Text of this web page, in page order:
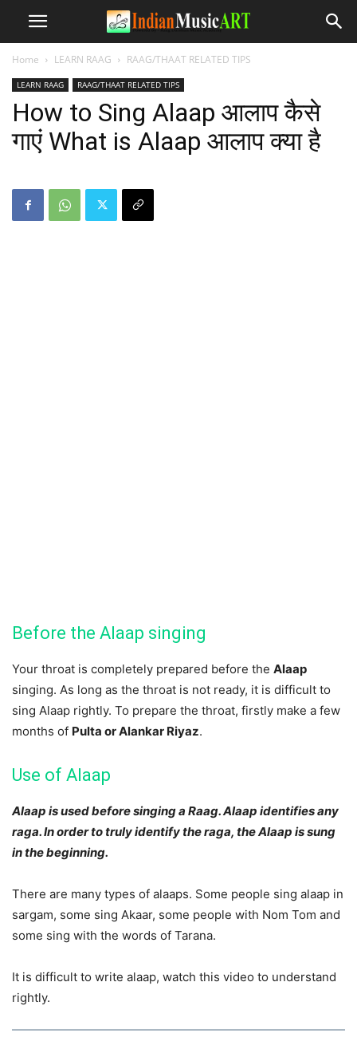
Home LEARN RAAG RAAG/THAAT RELATED TIPS
LEARN RAAG RAAG/THAAT RELATED TIPS
How to Sing Alaap आलाप कैसे
गाएं What is Alaap आलाप क्या है
Before the Alaap singing
Your throat is completely prepared before the Alaap
singing. As long as the throat is not ready, it is difficult to
sing Alaap rightly. To prepare the throat, firstly make a few
months of Pulta or Alankar Riyaz.
Use of Alaap
Alaap is used before singing a Raag. Alaap identifies any
raga. In order to truly identify the raga, the Alaap is sung
in the beginning.
There are many types of alaaps. Some people sing alaap in
sargam, some sing Akaar, some people with Nom Tom and
some sing with the words of Tarana.
It is difficult to write alaap, watch this video to understand
rightly.